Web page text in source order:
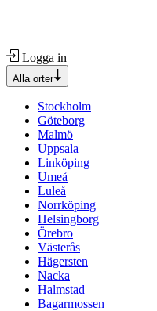
Logga in
Alla orter
Stockholm
Göteborg
Malmö
Uppsala
Linköping
Umeå
Luleå
Norrköping
Helsingborg
Örebro
Västerås
Hägersten
Nacka
Halmstad
Bagarmossen